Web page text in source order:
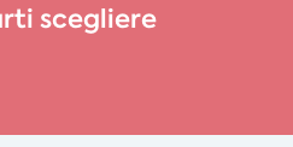
scegliere